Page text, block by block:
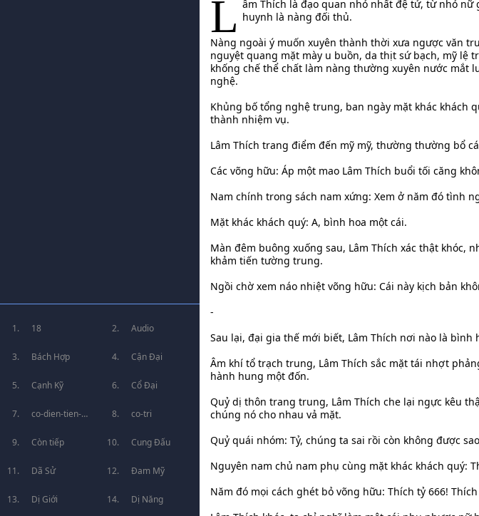
18 Audio
Bách Hợp Cận Đại
Cạnh Kỹ Cổ Đại
co-dien-tien-
hiep
co-tri
Còn tiếp Cung Đấu
Dã Sử Đam Mỹ
Dị Giới Dị Năng
L âm Thích là đạo quan nhỏ nhất đệ tử, từ nhỏ
huynh là nàng đối thủ.
Nàng ngoài ý muốn xuyên thành thời xưa ngược văn
nguyệt quang mặt mày u buồn, da thịt sứ bạch, mỹ lệ
khống chế thể chất làm nàng thường xuyên nước mắt
nghệ.
Khủng bố tổng nghệ trung, ban ngày mặt khác khách
thành nhiệm vụ.
Lâm Thích trang điểm đến mỹ mỹ, thường thường bổ
Các võng hữu: Áp một mao Lâm Thích buổi tối căng
Nam chính trong sách nam xứng: Xem ở năm đó tình
Mặt khác khách quý: A, bình hoa một cái.
Màn đêm buông xuống sau, Lâm Thích xác thật khóc,
khảm tiến tường trung.
Ngồi chờ xem náo nhiệt võng hữu: Cái này kịch bản
-
Sau lại, đại gia thế mới biết, Lâm Thích nơi nào là bình
Âm khí tổ trạch trung, Lâm Thích sắc mặt tái nhợt
hành hung một đốn.
Quỷ dị thôn trang trung, Lâm Thích che lại ngực kêu
chúng nó cho nhau vả mặt.
Quỷ quái nhóm: Tỷ, chúng ta sai rồi còn không được
Nguyên nam chủ nam phụ cùng mặt khác khách quý:
Năm đó mọi cách ghét bỏ võng hữu: Thích tỷ 666!